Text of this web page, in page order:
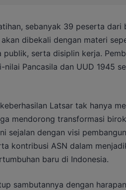
sebanyak 39 peserta
dibekali dengan materi
publik, serta disiplin kerja.
nilai Pancasila dan UUD 1945
Latsar tak hanya
mendorong transformasi
sejalan dengan visi
kontribusi ASN dalam
baru di Indonesia.
sambutannya dengan